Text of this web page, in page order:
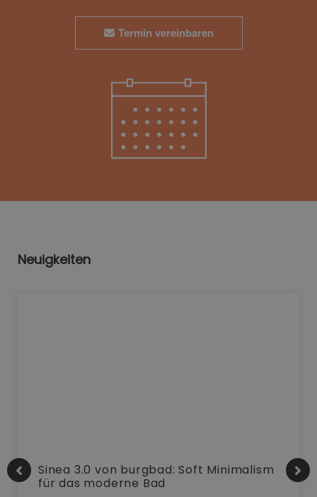
Termin vereinbaren
Neuigkeiten
Sinea 3.0 von burgbad: Soft Minimalism
für das moderne Bad